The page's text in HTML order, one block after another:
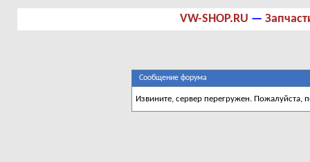
VW-SHOP.RU —
Сообщение форума
Извините, сервер перегружен. Пожалуйста,